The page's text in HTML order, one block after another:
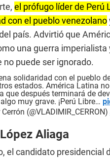
el prófugo líder de Perú
con el pueblo venezolano
país. Advirtió que
una guerra
no puede ser ignorado.
solidaridad con el pueblo
estados. América Latina
que después terminará de
muy grave. ¡Perú Libre…
(@VLADIMIR_CERRON)
Aliaga
el candidato presidencial